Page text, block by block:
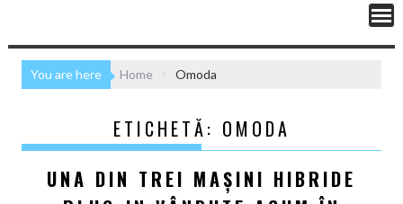
You are here Home Omoda
ETICHETĂ: OMODA
UNA DIN TREI MAȘINI HIBRIDE